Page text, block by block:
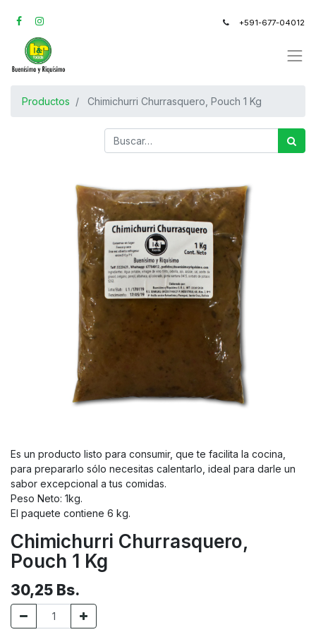
+591-677-04012
Productos Chimichurri Churrasquero, Pouch 1 Kg
Es un producto listo para consumir, que te facilita la cocina,
para prepararlo sólo necesitas calentarlo, ideal para darle un
sabor excepcional a tus comidas.
Peso Neto: 1kg.
El paquete contiene 6 kg.
Chimichurri Churrasquero,
Pouch 1 Kg
30,25 Bs.